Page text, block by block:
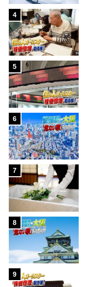
4
5
6
7
8
9